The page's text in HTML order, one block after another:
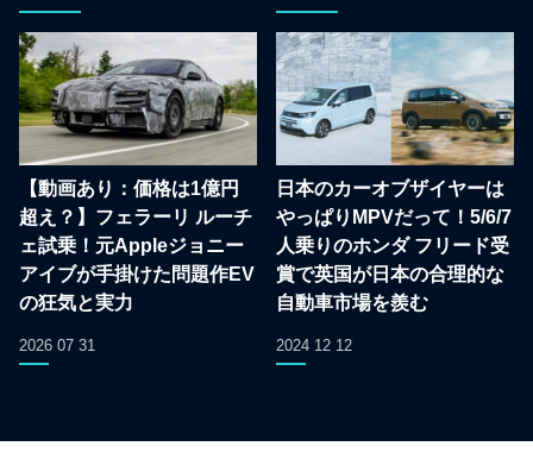
【動画あり：価格は1億円
超え？】フェラーリ ルーチ
ェ試乗！元Appleジョニー
アイブが手掛けた問題作EV
の狂気と実力
2026 07 31
日本のカーオブザイヤーは
やっぱりMPVだって！5/6/7
人乗りのホンダ フリード受
賞で英国が日本の合理的な
自動車市場を羨む
2024 12 12